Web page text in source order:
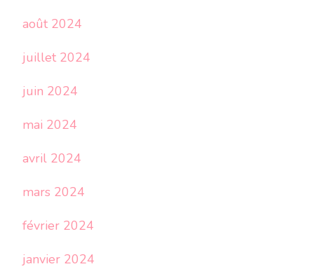
août 2024
juillet 2024
juin 2024
mai 2024
avril 2024
mars 2024
février 2024
janvier 2024